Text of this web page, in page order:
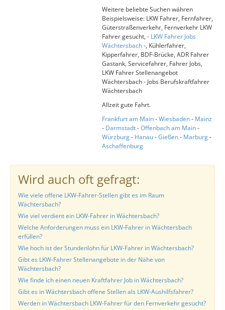
Weitere beliebte Suchen währen
Beispielsweise: LKW Fahrer, Fernfahrer,
Güterstraßenverkehr, Fernverkehr LKW
Fahrer gesucht, - LKW Fahrer Jobs
Wächtersbach-, Kühlerfahrer,
Kipperfahrer, BDF-Brücke, ADR Fahrer
Gastank, Servicefahrer, Fahrer Jobs,
LKW Fahrer Stellenangebot
Wächtersbach - Jobs Berufskraftfahrer
Wächtersbach
Allzeit gute Fahrt.
Frankfurt am Main-Wiesbaden- Mainz
- Darmstadt-Offenbach am Main-
Würzburg- Hanau-Gießen- Marburg-
Aschaffenburg
Wird auch oft gefragt:
Wie viele offene LKW-Fahrer-Stellen gibt es im Raum
Wächtersbach?
Wie viel verdient ein LKW-Fahrer in Wächtersbach?
Welche Anforderungen muss ein LKW-Fahrer in Wächtersbach
erfüllen?
Wie hoch ist der Stundenlohn für LKW-Fahrer in Wächtersbach?
Gibt es LKW-Fahrer Stellenangebote in der Nähe von
Wächtersbach?
Wie finde ich einen neuen Kraftfahrer Job in Wächtersbach?
Gibt es in Wächtersbach offene Stellen als LKW-Aushilfsfahrer?
Werden in Wächtersbach LKW-Fahrer für den Fernverkehr gesucht?